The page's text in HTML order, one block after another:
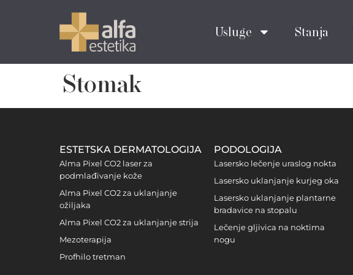
Usluge Stanja
Stomak
ESTETSKA DERMATOLOGIJA
Alma Pixel CO2 laser za
podmlađivanje kože
Alma Pixel CO2 za uklanjanje
ožiljaka
Alma Pixel CO2 za uklanjanje strija
Mezoterapija
Profhilo tretman
PODOLOGIJA
Lasersko lečenje uraslog nokta
Lasersko uklanjanje kurjeg oka
Lasersko uklanjanje plantarne
bradavice na stopalu
Lečenje gljivica na noktima
nogu